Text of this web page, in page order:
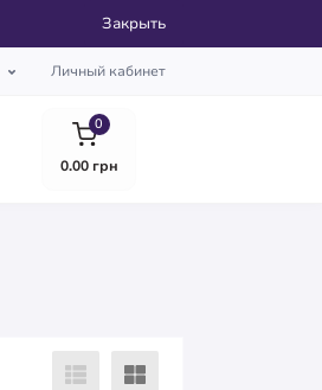
Закрыть
Личный кабинет
0
0.00 грн